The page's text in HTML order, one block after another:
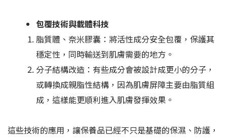
包覆技術與載體科技
脂質體、奈米膠囊：將活性成分安全包覆，保護其
穩定性，同時輸送到肌膚需要的地方。
分子結構改造：有些成分會被設計成更小的分子，
或轉換成親脂性結構，因為肌膚屏障主要由脂質組
成，這樣能更順利進入肌膚發揮效果。
這些技術的應用，讓保養品已經不只是基礎的保濕、防護，